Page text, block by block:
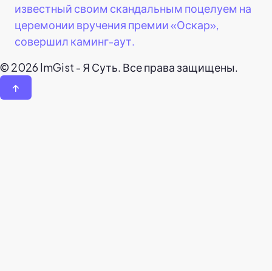
известный своим скандальным поцелуем на
церемонии вручения премии «Оскар»,
совершил каминг-аут.
© 2026 ImGist - Я Суть. Все права защищены.
↑